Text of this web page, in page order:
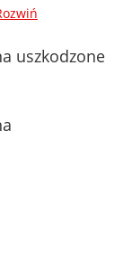
uszkodzone